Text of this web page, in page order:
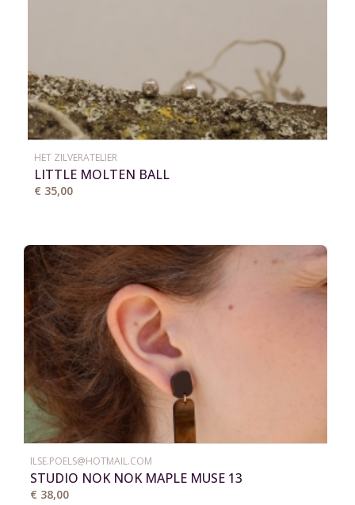
HET ZILVERATELIER
LITTLE MOLTEN BALL
€ 35,00
ILSE.POELS@HOTMAIL.COM
STUDIO NOK NOK MAPLE MUSE 13
€ 38,00